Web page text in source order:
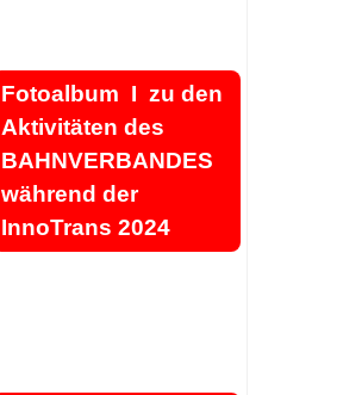
Fotoalbum I zu den
Aktivitäten des
BAHNVERBANDES
während der
InnoTrans 2024